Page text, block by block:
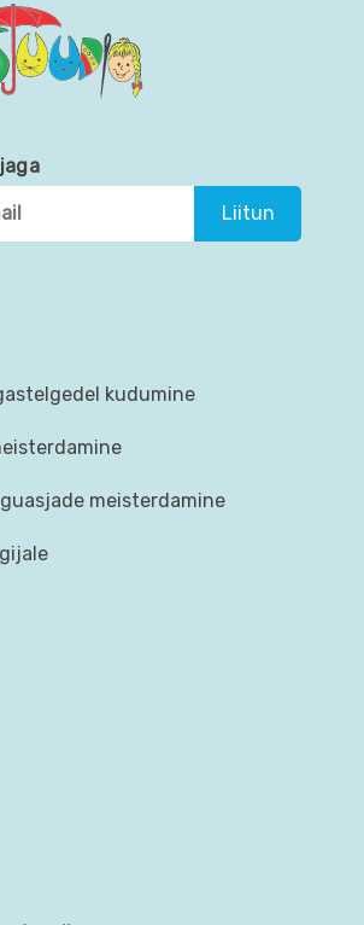
kudumine
meisterdamine